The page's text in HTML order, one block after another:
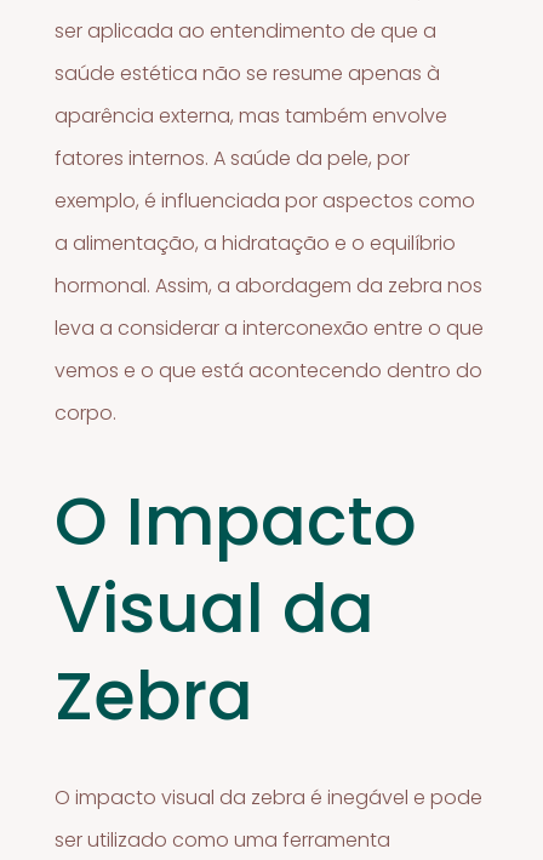
ser aplicada ao entendimento de que a
saúde estética não se resume apenas à
aparência externa, mas também envolve
fatores internos. A saúde da pele, por
exemplo, é influenciada por aspectos como
a alimentação, a hidratação e o equilíbrio
hormonal. Assim, a abordagem da zebra nos
leva a considerar a interconexão entre o que
vemos e o que está acontecendo dentro do
corpo.
O Impacto
Visual da
Zebra
O impacto visual da zebra é inegável e pode
ser utilizado como uma ferramenta